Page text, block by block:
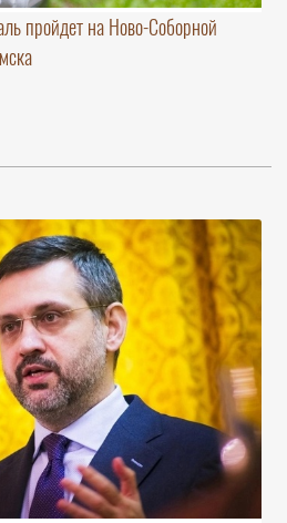
пройдет на Ново-Соборной